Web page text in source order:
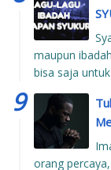
maupun
bisa saja
orang